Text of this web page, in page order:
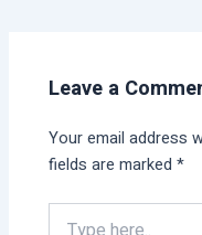
Leave a
Your email address
fields are marked*